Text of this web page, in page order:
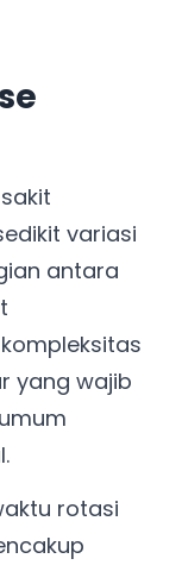
variasi
antara
yang wajib
rotasi